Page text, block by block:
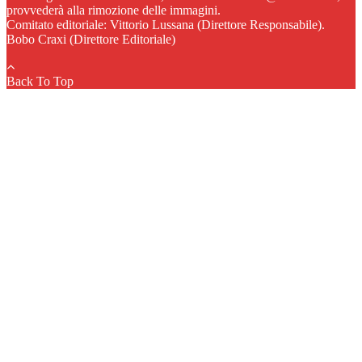
provvederà alla rimozione delle immagini.
Comitato editoriale: Vittorio Lussana (Direttore Responsabile).
Bobo Craxi (Direttore Editoriale)
Back To Top